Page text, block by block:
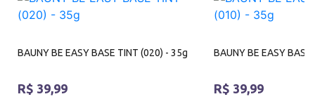
BAUNY BE EASY BASE TINT (020) - 35g
R$ 39,99
BAUNY BE EASY
R$ 39,99